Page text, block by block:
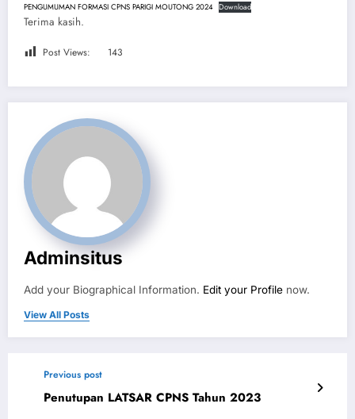
PENGUMUMAN FORMASI CPNS PARIGI MOUTONG 2024 Download
Terima kasih.
Post Views: 143
Adminsitus
Add your Biographical Information. Edit your Profile now.
View All Posts
Previous post
Penutupan LATSAR CPNS Tahun 2023